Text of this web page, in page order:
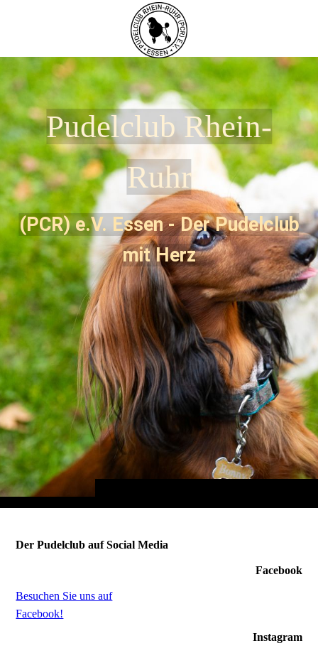
Pudelclub Rhein-
Ruhr
(PCR) e.V. Essen - Der Pudelclub
mit Herz
Der Pudelclub auf Social Media
Facebook
Besuchen Sie uns auf
Facebook!
Instagram